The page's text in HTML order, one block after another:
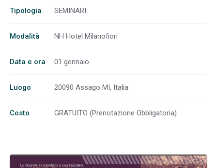
Tipologia SEMINARI
Modalità NH Hotel Milanofiori
Data e ora 01 gennaio
Luogo 20090 Assago MI, Italia
Costo GRATUITO (Prenotazione Obbligatoria)